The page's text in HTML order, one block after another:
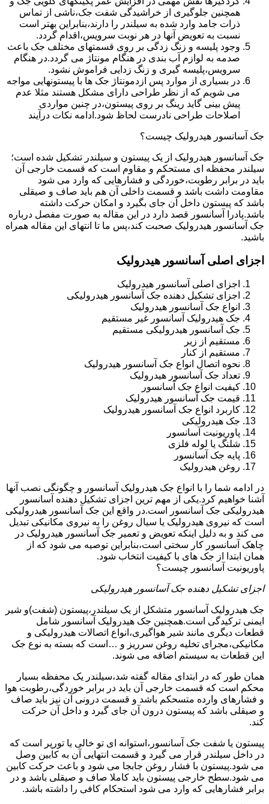
همچنین جلوگیری از خراشیدگی شفت جک،ناشی از تماس
ذرات جامد وارد شده به سیلندر را دارند،بنابراین بهتر است
نسبت به تعویض آنها در هر نوبت سرویس،اقدام گردد.
وجود پلیسه و زنگ زدگی بر روی قسمتهای مختلف جک باعث
صدمه به لوازم آب بندی در هنگام مونتاژ می گردد.در هنگام
سرویس،پلیسه گیری و زنگ زدایی فراموش نشود.
در بسیاری از موارد پس ازدمونتاژ جک ها با پیستونهایی مواجه
می شویم که از نظر طراحی دارای مشکل هستند مثلا عدم
پیش بینی گاید رینگ بر روی پیستون،در چنین مواردی
اصلاحات طراحی نادرست لحاظ شود.ادامه نکات درآیند
جک آسانسور هیدرولیک چیست؟
جک آسانسور هیدرولیک از یک پیستون و سیلندر تشکیل شده است؛
سیلندر محفظه ای مستحکم و مقاوم است که قسمت خارجی آن
باید در برابر رطوبت،خوردگی و فشارهایی که وارد می شود
مقاومت داشت باشد و قسمت داخلی آن هم باید صاف و صیقلی
باشد که پیستون داخل آن جای بگیرد و امکان حرکت داشته
باشد.پادرا آسانسور قصد دارد در این مقاله به صورت مفصل درباره
جک آسانسور هیدرولیک صحبت کند،پس ما تا انتهای این مقاله همراه
باشید.
اجزای اصلی آسانسور هیدرولیک
اجزای اصلی آسانسور هیدرولیک
اجزای تشکیل دهنده جک آسانسور هیدرولیکی
انواع جک آسانسور هیدرولیک
جک هیدرولیک آسانسور غیر مستقیم
جک آسانسور هیدرولیکی مستقیم
مستقیم از زیر
مستقیم از کنار
نحوه اتصال انواع جک آسانسور هیدرولیک
تعداد جک آسانسور هیدرولیک
کیفیت انواع جک آسانسور
قیمت جک آسانسور هیدرولیک
کاربرد انواع جک آسانسور هیدرولیک
جک هیدرولیکی
پاوریونیت آسانسور
شلنگ یا لوله فلزی
پایه جک آسانسور
روغن هیدرولیک
در ادامه شما را با انواع جک هیدرولیک آسانسور و چگونگی نصب آنها
آشنا خواهیم کرد.یکی از مهم ترین اجزای تشکیل دهنده آسانسور
هیدرولیکی جک آسانسور است.در واقع این جک آسانسور هیدرولیکی
است که نیروی هیدرولیک یا سیال روغن را به نیروی مکانیکی تبدیل
می کند و به دلیل اینکه تعویض و تعمیر جک آسانسور هیدرولیک در
چاهک آسانسور کار سختی است،بنابراین توصیه می شود که از
همان ابتدا از جک های با کیفیت انتخاب شود.
پاوریونیت آسانسور چیست؟
اجزای تشکیل دهنده جک آسانسور هیدرولیکی
جک هیدرولیک آسانسور متشکل از یک سیلندر،پیستون (شفت)و شیر
ایمنی ترکیدگی است.همچنین جک هیدرولیک آسانسور شامل
قطعات دیگری مانند شیر هواگیری،انواع اتصالات هیدرولیکی و
مکانیکی،مجرای تخلیه روغن سرریز و …است که بسته به نوع جک
این قطعات به سیستم اضافه می شوند.
همان طور که در ابتدای مقاله گفته شد،سیلندر یک محفظه بسیار
محکم است که قسمت خارجی آن باید در برابر خوردگی،رطوبت هوا
و فشارهای وارده متسحکم باشد و قسمت درونی آن نیز باید صاف
و صیقلی باشد که پیستون درون آن جای گیرد و داخل آن حرکت
کند.
پیستون یا شفت جک آسانسور،استوانه ای تو خالی یا تورپر است که
در داخل سیلندر قرار می گیرد و قسمت انتهایی آن به کابین وصل
می شود.پیستون با فشار روغن جابجا می شود و باعث حرکت کابین
می شود.سطح خارجی پیستون باید کاملا صاف و صیقلی باشد و در
برابر فشارهایی که وارد می شود استحکام کافی را داشته باشد.